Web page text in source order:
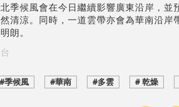
季候風會在今日繼續影響廣東沿岸，
清涼。同時，一道雲帶亦會為華南沿
朗。
#季候風 #華南 #多雲 # 乾燥